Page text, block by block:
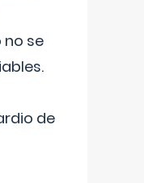
se
de